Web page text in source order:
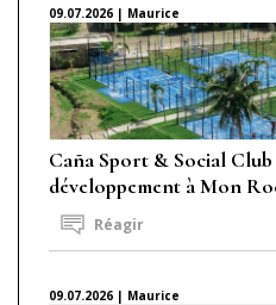
09.07.2026 | Maurice
Caña Sport & Social
développement à Mon
Réagir
09.07.2026 | Maurice